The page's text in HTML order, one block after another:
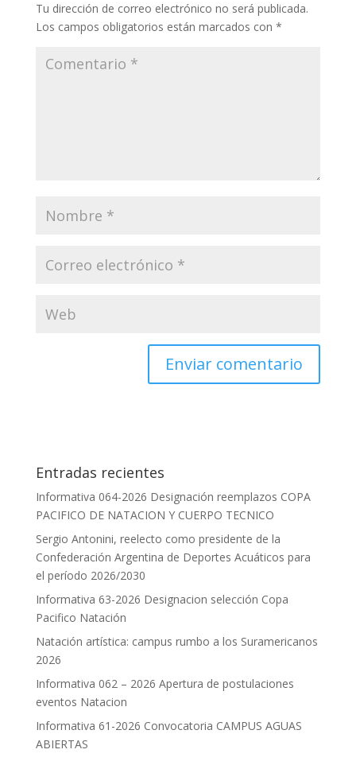
Tu dirección de correo electrónico no será publicada.
Los campos obligatorios están marcados con *
Entradas recientes
Informativa 064-2026 Designación reemplazos COPA
PACIFICO DE NATACION Y CUERPO TECNICO
Sergio Antonini, reelecto como presidente de la
Confederación Argentina de Deportes Acuáticos para
el período 2026/2030
Informativa 63-2026 Designacion selección Copa
Pacifico Natación
Natación artística: campus rumbo a los Suramericanos
2026
Informativa 062 – 2026 Apertura de postulaciones
eventos Natacion
Informativa 61-2026 Convocatoria CAMPUS AGUAS
ABIERTAS